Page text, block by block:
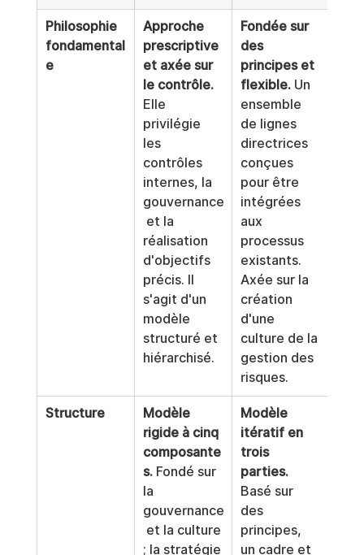
Philosophie
fondamental
e
Approche
prescriptive
et axée sur
le contrôle.
Elle
privilégie
les
contrôles
internes, la
gouvernance
et la
réalisation
d'objectifs
précis. Il
s'agit d'un
modèle
structuré et
hiérarchisé.
Fondée sur
des
principes et
flexible. Un
ensemble
de lignes
directrices
conçues
pour être
intégrées
aux
processus
existants.
Axée sur la
création
d'une
culture de la
gestion des
risques.
Structure
Modèle
rigide à cinq
composante
s. Fondé sur
la
gouvernance
et la culture
; la stratégie
Modèle
itératif en
trois
parties.
Basé sur
des
principes,
un cadre et